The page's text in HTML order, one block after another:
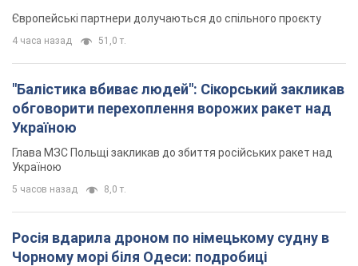
Європейські партнери долучаються до спільного проєкту
4 часа назад 51,0 т.
"Балістика вбиває людей": Сікорський закликав
обговорити перехоплення ворожих ракет над
Україною
Глава МЗС Польщі закликав до збиття російських ракет над
Україною
5 часов назад 8,0 т.
Росія вдарила дроном по німецькому судну в
Чорному морі біля Одеси: подробиці